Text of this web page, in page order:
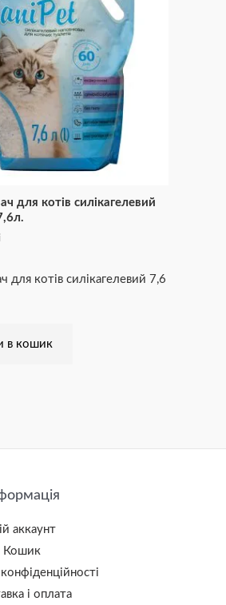
для котів силікагелевий
для котів силікагелевий 7,6
в кошик
аккаунт
Кошик
і оплата